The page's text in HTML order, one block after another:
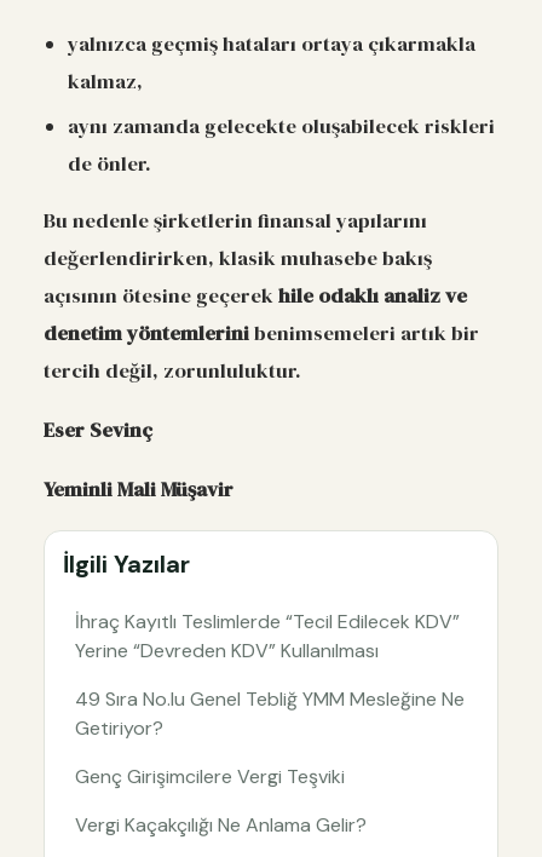
yalnızca geçmiş hataları ortaya çıkarmakla
kalmaz,
aynı zamanda gelecekte oluşabilecek riskleri
de önler.
Bu nedenle şirketlerin finansal yapılarını
değerlendirirken, klasik muhasebe bakış
açısının ötesine geçerekhile odaklı analiz ve
denetim yöntemlerinibenimsemeleri artık bir
tercih değil, zorunluluktur.
Eser Sevinç
Yeminli Mali Müşavir
İlgili Yazılar
İhraç Kayıtlı Teslimlerde “Tecil Edilecek KDV”
Yerine “Devreden KDV” Kullanılması
49 Sıra No.lu Genel Tebliğ YMM Mesleğine Ne
Getiriyor?
Genç Girişimcilere Vergi Teşviki
Vergi Kaçakçılığı Ne Anlama Gelir?